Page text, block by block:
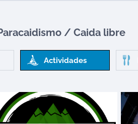
/ Caida libre
Actividades